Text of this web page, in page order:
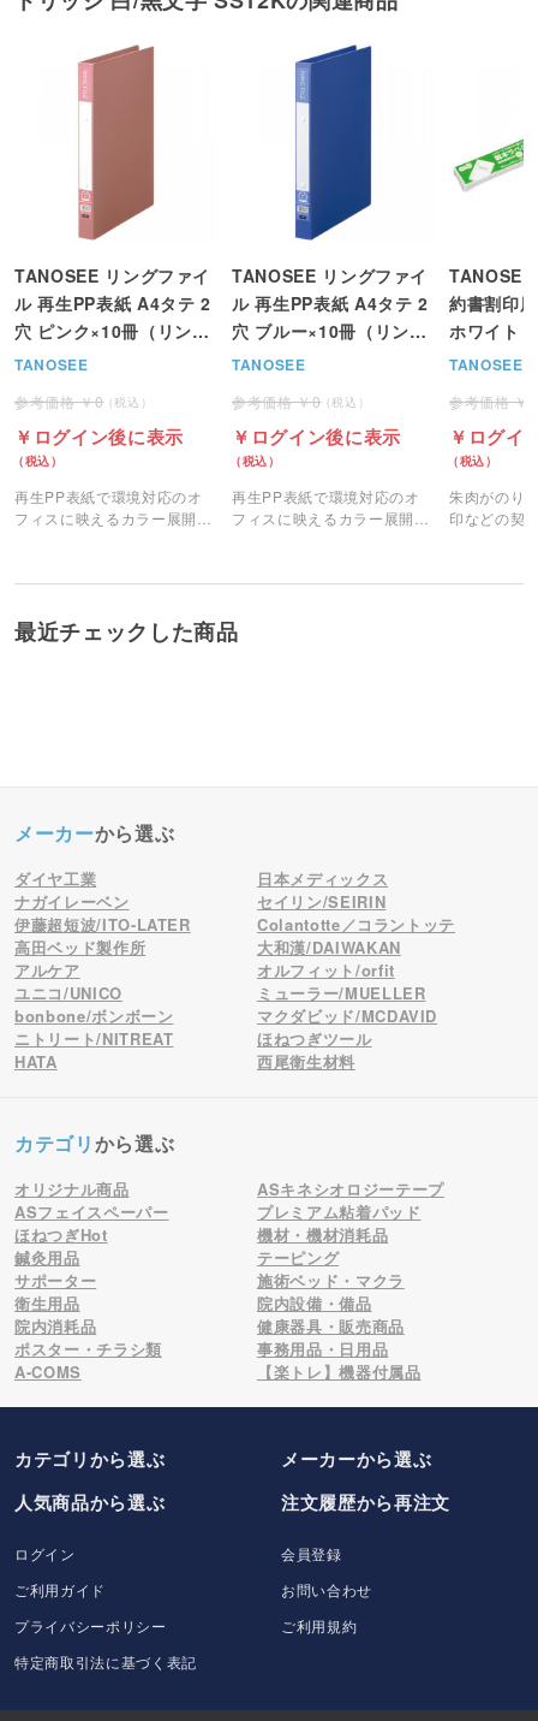
TANOSEE リングファイ
ル 再生PP表紙 A4タテ 2
穴 ピンク×10冊（リング
内径25mm 背幅30mm）
TANOSEE
0
ログイン後に表示
再生PP表紙で環境対応のオ
フィスに映えるカラー展開の
TANOSEE リングファイ
ル 再生PP表紙 A4タテ 2
穴 ブルー×10冊（リング
内径25mm 背幅30mm）
TANOSEE
0
ログイン後に表示
再生PP表紙で環境対応のオ
フィスに映えるカラー展開の
約書割印
ホワイト
TANOSEE
ログイ
朱肉がのり
印などの契
最近チェックした商品
メーカーから選ぶ
ダイヤ工業
日本メディックス
ナガイレーベン
セイリン/SEIRIN
伊藤超短波/ITO-LATER
Colantotte／コラントッテ
高田ベッド製作所
大和漢/DAIWAKAN
アルケア
オルフィット/orfit
ユニコ/UNICO
ミューラー/MUELLER
bonbone/ボンボーン
マクダビッド/MCDAVID
ニトリート/NITREAT
ほねつぎツール
HATA
西尾衛生材料
カテゴリから選ぶ
オリジナル商品
ASキネシオロジーテープ
ASフェイスペーパー
プレミアム粘着パッド
ほねつぎHot
機材・機材消耗品
鍼灸用品
テーピング
サポーター
施術ベッド・マクラ
衛生用品
院内設備・備品
院内消耗品
健康器具・販売商品
ポスター・チラシ類
事務用品・日用品
A-COMS
【楽トレ】機器付属品
カテゴリから選ぶ メーカーから選ぶ
人気商品から選ぶ
注文履歴から再注文
ログイン
会員登録
ご利用ガイド
お問い合わせ
プライバシーポリシー
ご利用規約
特定商取引法に基づく表記